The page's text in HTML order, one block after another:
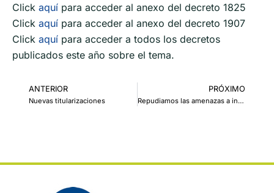
Click aquí para acceder al anexo del decreto 1825
Click aquí para acceder al anexo del decreto 1907
Click aquí para acceder a todos los decretos
publicados este año sobre el tema.
ANTERIOR
Nuevas titularizaciones
PRÓXIMO
Repudiamos las amenazas a integrante de HIJOS y la agresión a Radio Nacional Córdoba